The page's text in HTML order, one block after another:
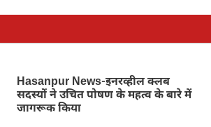
Hasanpur News-इनरव्हील क्लब
सदस्यों ने उचित पोषण के महत्व के बारे में
जागरूक किया